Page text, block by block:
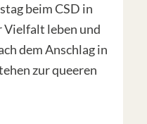
beim CSD in
leben und
dem Anschlag in
zur queeren